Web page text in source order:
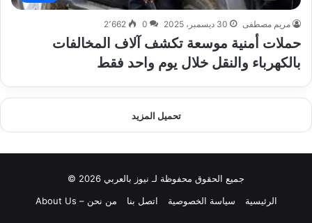
مريم مصطفى 30 ديسمبر، 2025 0 2٬662
حملات أمنية موسعة تكشف آلاف المخالفات
بالكهرباء والنقل خلال يوم واحد فقط
تحميل المزيد
جميع الحقوق محفوظة لـ نيوز بالعربي 2026 ©
الرئيسية
سياسة الخصوصية اتصل بنا من نحن – About Us